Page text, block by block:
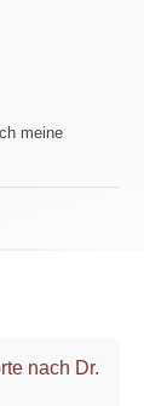
meine
nach Dr.